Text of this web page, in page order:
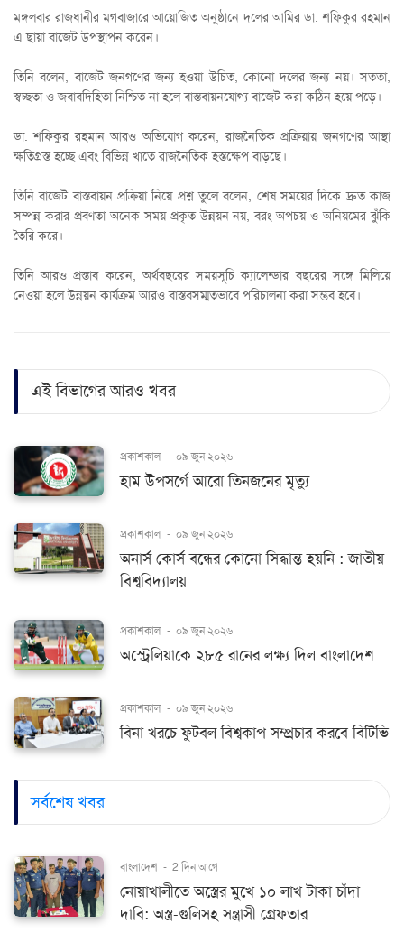
মঙ্গলবার রাজধানীর মগবাজারে আয়োজিত অনুষ্ঠানে দলের আমির ডা. শফিকুর রহমান
এ ছায়া বাজেট উপস্থাপন করেন।
তিনি বলেন, বাজেট জনগণের জন্য হওয়া উচিত, কোনো দলের জন্য নয়। সততা,
স্বচ্ছতা ও জবাবদিহিতা নিশ্চিত না হলে বাস্তবায়নযোগ্য বাজেট করা কঠিন হয়ে পড়ে।
ডা. শফিকুর রহমান আরও অভিযোগ করেন, রাজনৈতিক প্রক্রিয়ায় জনগণের আস্থা
ক্ষতিগ্রস্ত হচ্ছে এবং বিভিন্ন খাতে রাজনৈতিক হস্তক্ষেপ বাড়ছে।
তিনি বাজেট বাস্তবায়ন প্রক্রিয়া নিয়ে প্রশ্ন তুলে বলেন, শেষ সময়ের দিকে দ্রুত কাজ
সম্পন্ন করার প্রবণতা অনেক সময় প্রকৃত উন্নয়ন নয়, বরং অপচয় ও অনিয়মের ঝুঁকি
তৈরি করে।
তিনি আরও প্রস্তাব করেন, অর্থবছরের সময়সূচি ক্যালেন্ডার বছরের সঙ্গে মিলিয়ে
নেওয়া হলে উন্নয়ন কার্যক্রম আরও বাস্তবসম্মতভাবে পরিচালনা করা সম্ভব হবে।
এই বিভাগের আরও খবর
প্রকাশকাল - ০৯ জুন ২০২৬
হাম উপসর্গে আরো তিনজনের মৃত্যু
প্রকাশকাল - ০৯ জুন ২০২৬
অনার্স কোর্স বন্ধের কোনো সিদ্ধান্ত হয়নি : জাতীয়
বিশ্ববিদ্যালয়
প্রকাশকাল - ০৯ জুন ২০২৬
অস্ট্রেলিয়াকে ২৮৫ রানের লক্ষ্য দিল বাংলাদেশ
প্রকাশকাল - ০৯ জুন ২০২৬
বিনা খরচে ফুটবল বিশ্বকাপ সম্প্রচার করবে বিটিভি
সর্বশেষ খবর
বাংলাদেশ - 2 দিন আগে
নোয়াখালীতে অস্ত্রের মুখে ১০ লাখ টাকা চাঁদা
দাবি: অস্ত্র-গুলিসহ সন্ত্রাসী গ্রেফতার